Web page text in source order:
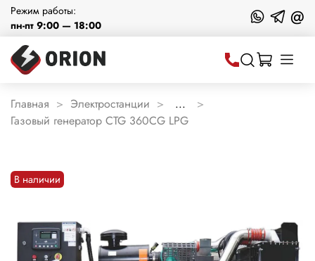
Режим работы:
пн-пт 9:00 — 18:00
@
Главная Электростанции
...
Газовый генератор CTG 360CG LPG
В наличии